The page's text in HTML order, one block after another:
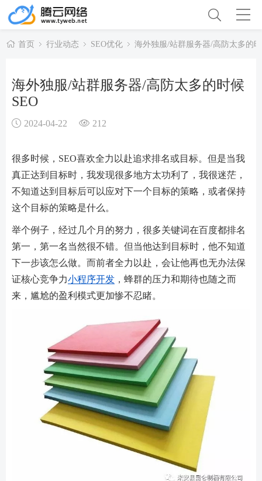
首页 行业动态 SEO优化 海外独服/站群服务器/高防太多的
海外独服/站群服务器/高防太多的时候
SEO
2024-04-22 212
很多时候，SEO喜欢全力以赴追求排名或目标。但是当我
真正达到目标时，我发现很多地方太功利了，我很迷茫，
不知道达到目标后可以应对下一个目标的策略，或者保持
这个目标的策略是什么。
举个例子，经过几个月的努力，很多关键词在百度都排名
第一，第一名当然很不错。但当他达到目标时，他不知道
下一步该怎么做。而前者全力以赴，会让他再也无办法保
证核心竞争力小程序开发 ，蜂群的压力和期待也随之而
来，尴尬的盈利模式更加惨不忍睹。